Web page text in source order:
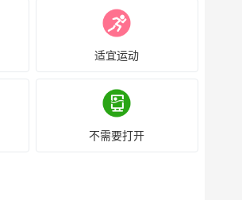
适宜运动
不需要打开